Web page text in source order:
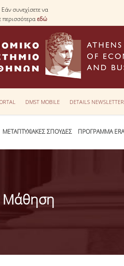
συνεχίσετε να
περισσότεραεδώ
DMST MOBILE DETAILS NEWSLETTER
ΜΕΤΑΠΤΥΧΙΑΚΕΣ ΣΠΟΥΔΕΣ ΠΡΟΓΡΑΜΜΑ
Μάθηση